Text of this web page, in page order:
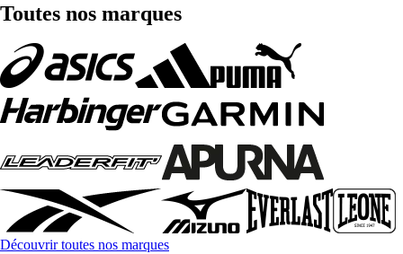
Toutes nos marques
Découvrir toutes nos marques